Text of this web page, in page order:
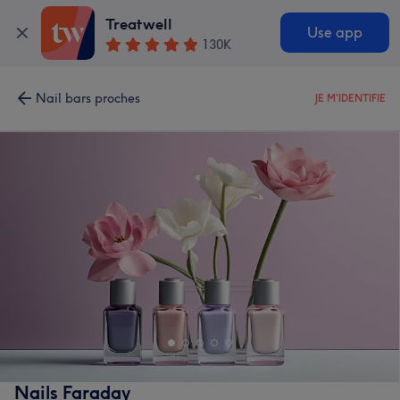
Treatwell
130K
Use app
Nail bars proches JE M'IDENTIFIE
Nails Faraday